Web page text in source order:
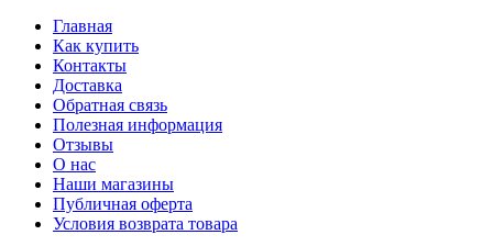
Главная
Как купить
Контакты
Доставка
Обратная связь
Полезная информация
Отзывы
О нас
Наши магазины
Публичная оферта
Условия возврата товара